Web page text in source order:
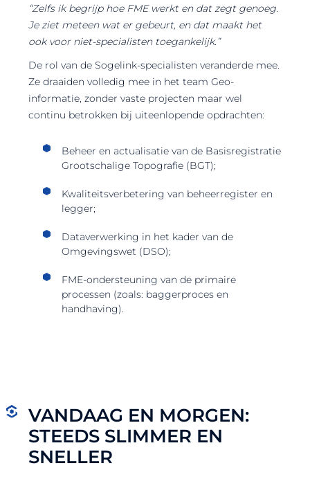
“Zelfs ik begrijp hoe FME werkt en dat zegt genoeg.
Je ziet meteen wat er gebeurt, en dat maakt het
ook voor niet-specialisten toegankelijk.”
De rol van de Sogelink-specialisten veranderde mee.
Ze draaiden volledig mee in het team Geo-
informatie, zonder vaste projecten maar wel
continu betrokken bij uiteenlopende opdrachten:
Beheer en actualisatie van de Basisregistratie
Grootschalige Topografie (BGT);
Kwaliteitsverbetering van beheerregister en
legger;
Dataverwerking in het kader van de
Omgevingswet (DSO);
FME-ondersteuning van de primaire
processen (zoals: baggerproces en
handhaving).
VANDAAG EN MORGEN:
STEEDS SLIMMER EN
SNELLER